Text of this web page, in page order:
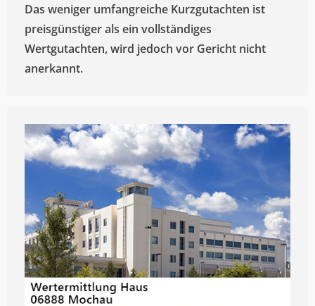
Das weniger umfangreiche Kurzgutachten ist
preisgünstiger als ein vollständiges
Wertgutachten, wird jedoch vor Gericht nicht
anerkannt.